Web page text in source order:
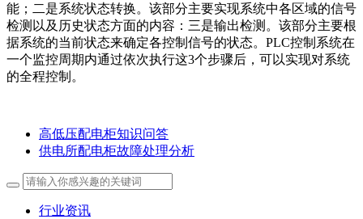
能；二是系统状态转换。该部分主要实现系统中各区域的信号
检测以及历史状态方面的内容：三是输出检测。该部分主要根
据系统的当前状态来确定各控制信号的状态。PLC控制系统在
一个监控周期内通过依次执行这3个步骤后，可以实现对系统
的全程控制。
高低压配电柜知识问答
供电所配电柜故障处理分析
行业资讯